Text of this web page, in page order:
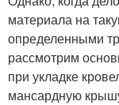
материала на
определенными
рассмотрим
при укладке
мансардную